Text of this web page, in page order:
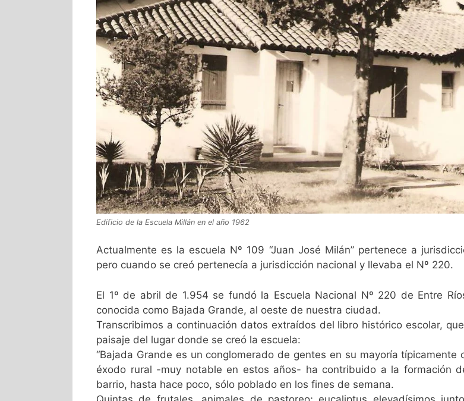
Edificio de la Escuela Millán en el año 1962
Actualmente es la escuela Nº 109 “Juan José Milán” pertenece a
pero cuando se creó pertenecía a jurisdicción nacional y llevaba el Nº 220.
El 1º de abril de 1.954 se fundó la Escuela Nacional Nº 220 de Entre
conocida como Bajada Grande, al oeste de nuestra ciudad.
Transcribimos a continuación datos extraídos del libro histórico escolar,
paisaje del lugar donde se creó la escuela:
“Bajada Grande es un conglomerado de gentes en su mayoría típicamente
éxodo rural -muy notable en estos años- ha contribuido a la formación
barrio, hasta hace poco, sólo poblado en los fines de semana.